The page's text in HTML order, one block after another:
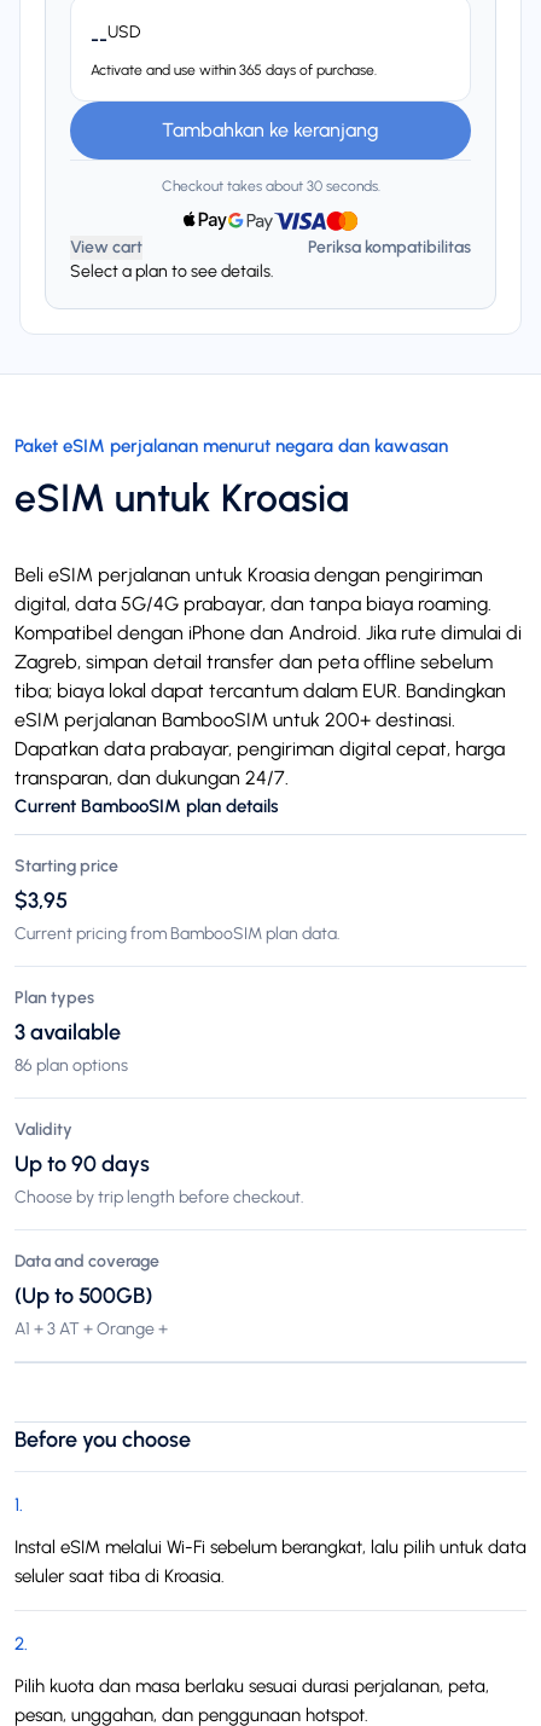
--USD
Activate and use within 365 days of purchase.
Tambahkan ke keranjang
Checkout takes about 30 seconds.
View cart
Periksa kompatibilitas
Select a plan to see details.
Paket eSIM perjalanan menurut negara dan kawasan
eSIM untuk Kroasia
Beli eSIM perjalanan untuk Kroasia dengan pengiriman
digital, data 5G/4G prabayar, dan tanpa biaya roaming.
Kompatibel dengan iPhone dan Android. Jika rute dimulai di
Zagreb, simpan detail transfer dan peta offline sebelum
tiba; biaya lokal dapat tercantum dalam EUR. Bandingkan
eSIM perjalanan BambooSIM untuk 200+ destinasi.
Dapatkan data prabayar, pengiriman digital cepat, harga
transparan, dan dukungan 24/7.
Current BambooSIM plan details
Starting price
$3,95
Current pricing from BambooSIM plan data.
Plan types
3 available
86 plan options
Validity
Up to 90 days
Choose by trip length before checkout.
Data and coverage
(Up to 500GB)
A1 + 3 AT + Orange +
Before you choose
1.
Instal eSIM melalui Wi-Fi sebelum berangkat, lalu pilih untuk data
seluler saat tiba di Kroasia.
2.
Pilih kuota dan masa berlaku sesuai durasi perjalanan, peta,
pesan, unggahan, dan penggunaan hotspot.